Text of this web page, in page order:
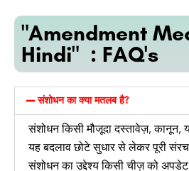
"Amendment
Hindi" : FAQ's
संशोधन का क्या मतलब है?
संशोधनकिसीमौजूदादस्तावेज़,कानून,
यहबदलावछोटेसुधारसेलेकरपूरी
संशोधनकाउद्देश्यकिसीचीज़को